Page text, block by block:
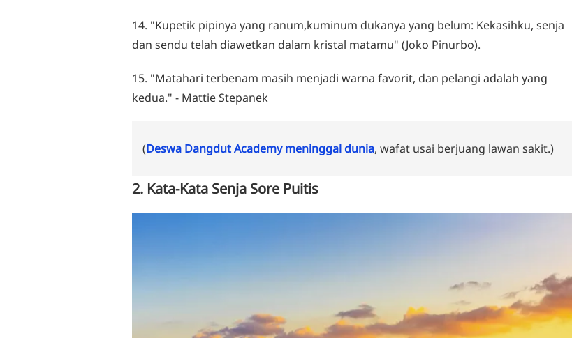
14. "Kupetik pipinya yang ranum,kuminum dukanya yang belum: Kekasihku, senja
dan sendu telah diawetkan dalam kristal matamu" (Joko Pinurbo).
15. "Matahari terbenam masih menjadi warna favorit, dan pelangi adalah yang
kedua." - Mattie Stepanek
(Deswa Dangdut Academy meninggal dunia, wafat usai berjuang lawan sakit.)
2. Kata-Kata Senja Sore Puitis